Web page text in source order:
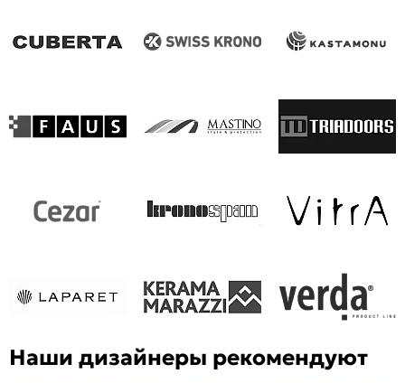
Наши дизайнеры рекомендуют